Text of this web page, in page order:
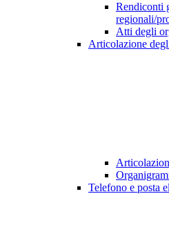
Rendiconti
regionali/
Atti degli
Articolazione
Telefono e posta